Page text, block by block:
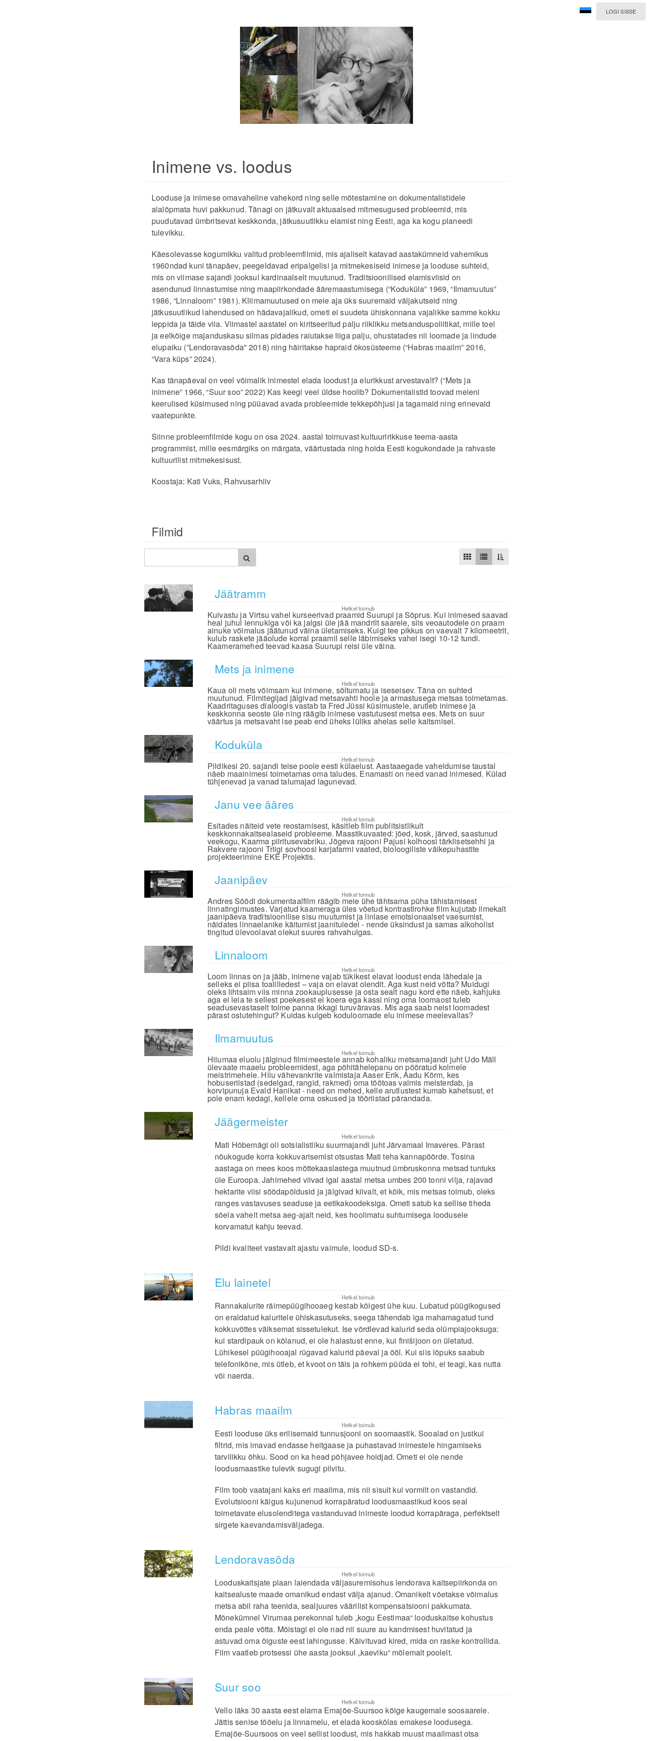
LOGI SISSE
Inimene vs. loodus
Looduse ja inimese omavaheline vahekord ning selle mõtestamine on dokumentalistidele
alalõpmata huvi pakkunud. Tänagi on jätkuvalt aktuaalsed mitmesugused probleemid, mis
puudutavad ümbritsevat keskkonda, jätkusuutlikku elamist ning Eesti, aga ka kogu planeedi
tulevikku.
Käesolevasse kogumikku valitud probleemfilmid, mis ajaliselt katavad aastakümneid vahemikus
1960ndad kuni tänapäev, peegeldavad eripalgelisi ja mitmekesiseid inimese ja looduse suhteid,
mis on viimase sajandi jooksul kardinaalselt muutunud. Traditsioonilised elamisviisid on
asendunud linnastumise ning maapiirkondade ääremaastumisega (“Koduküla” 1969, “Ilmamuutus”
1986, “Linnaloom” 1981). Kliimamuutused on meie aja üks suuremaid väljakutseid ning
jätkusuutlikud lahendused on hädavajalikud, ometi ei suudeta ühiskonnana vajalikke samme kokku
leppida ja täide viia. Viimastel aastatel on kiritseeritud palju riiklikku metsanduspoliitikat, mille toel
ja eelkõige majanduskasu silmas pidades raiutakse liiga palju, ohustatades nii loomade ja lindude
elupaiku (”Lendoravasõda" 2018) ning häiritakse hapraid ökosüsteeme (“Habras maailm” 2016,
“Vara küps” 2024).
Kas tänapäeval on veel võimalik inimestel elada loodust ja elurikkust arvestavalt? (“Mets ja
inimene” 1966, “Suur soo” 2022) Kas keegi veel üldse hoolib? Dokumentalistid toovad meieni
keerulised küsimused ning püüavad avada probleemide tekkepõhjusi ja tagamaid ning erinevaid
vaatepunkte.
Siinne probleemfilmide kogu on osa 2024. aastal toimuvast kultuuririkkuse teema-aasta
programmist, mille eesmärgiks on märgata, väärtustada ning hoida Eesti kogukondade ja rahvaste
kultuurilist mitmekesisust.
Koostaja: Kati Vuks, Rahvusarhiiv
Filmid
Jäätramm
Hetkel toimub
Kuivastu ja Virtsu vahel kurseerivad praamid Suurupi ja Sõprus. Kui inimesed saavad
heal juhul lennukiga või ka jalgsi üle jää mandrilt saarele, siis veoautodele on praam
ainuke võimalus jäätunud väina ületamiseks. Kuigi tee pikkus on vaevalt 7 kilomeetrit,
kulub raskete jääolude korral praamil selle läbimiseks vahel isegi 10-12 tundi.
Kaameramehed teevad kaasa Suurupi reisi üle väina.
Mets ja inimene
Hetkel toimub
Kaua oli mets võimsam kui inimene, sõltumatu ja iseseisev. Täna on suhted
muutunud. Filmitegijad jälgivad metsavahti hoole ja armastusega metsas toimetamas.
Kaadritaguses dialoogis vastab ta Fred Jüssi küsimustele, arutleb inimese ja
keskkonna seoste üle ning räägib inimese vastutusest metsa ees. Mets on suur
väärtus ja metsavaht ise peab end üheks lüliks ahelas selle kaitsmisel.
Koduküla
Hetkel toimub
Pildikesi 20. sajandi teise poole eesti külaelust. Aastaaegade vaheldumise taustal
näeb maainimesi toimetamas oma taludes. Enamasti on need vanad inimesed. Külad
tühjenevad ja vanad talumajad lagunevad.
Janu vee ääres
Hetkel toimub
Esitades näiteid vete reostamisest, käsitleb film publitsistlikult
keskkonnakaitsealaseid probleeme. Maastikuvaated: jõed, kosk, järved, saastunud
veekogu, Kaarma piiritusevabriku, Jõgeva rajooni Pajusi kolhoosi tärklisetsehhi ja
Rakvere rajooni Triigi sovhoosi karjafarmi vaated, bioloogiliste väikepuhastite
projekteerimine EKE Projektis.
Jaanipäev
Hetkel toimub
Andres Söödi dokumentaalfilm räägib meie ühe tähtsama püha tähistamisest
linnatingimustes. Varjatud kaameraga üles võetud kontrastirohke film kujutab ilmekalt
jaanipäeva traditsioonilise sisu muutumist ja linlase emotsionaalset vaesumist,
näidates linnaelanike käitumist jaanituledel - nende üksindust ja samas alkoholist
tingitud ülevoolavat olekut suures rahvahulgas.
Linnaloom
Hetkel toimub
Loom linnas on ja jääb, inimene vajab tükikest elavat loodust enda lähedale ja
selleks ei piisa toalilledest – vaja on elavat olendit. Aga kust neid võtta? Muidugi
oleks lihtsaim viis minna zookauplusesse ja osta sealt nagu kord ette näeb, kahjuks
aga ei leia te sellest poekesest ei koera ega kassi ning oma loomaost tuleb
seadusevastaselt toime panna ikkagi turuväravas. Mis aga saab neist loomadest
pärast ostutehingut? Kuidas kulgeb koduloomade elu inimese meelevallas?
Ilmamuutus
Hetkel toimub
Hiiumaa eluolu jälginud filmimeestele annab kohaliku metsamajandi juht Udo Mäll
ülevaate maaelu probleemidest, aga põhitähelepanu on pööratud kolmele
meistrimehele. Hiiu vähevankrite valmistaja Aaser Erik, Aadu Kõrm, kes
hobuseriistad (sedelgad, rangid, rakmed) oma töötoas valmis meisterdab, ja
korvipunuja Evald Hanikat - need on mehed, kelle arutlustest kumab kahetsust, et
pole enam kedagi, kellele oma oskused ja tööriistad pärandada.
Jäägermeister
Hetkel toimub
Mati Hõbemägi oli sotsialistliku suurmajandi juht Järvamaal Imaveres. Pärast
nõukogude korra kokkuvarisemist otsustas Mati teha kannapöörde. Tosina
aastaga on mees koos mõttekaaslastega muutnud ümbruskonna metsad tuntuks
üle Euroopa. Jahimehed viivad igal aastal metsa umbes 200 tonni vilja, rajavad
hektarite viisi söödapõldusid ja jälgivad kiivalt, et kõik, mis metsas toimub, oleks
ranges vastavuses seaduse ja eetikakoodeksiga. Ometi satub ka sellise tiheda
sõela vahelt metsa aeg-ajalt neid, kes hoolimatu suhtumisega loodusele
korvamatut kahju teevad.
Pildi kvaliteet vastavalt ajastu vaimule, loodud SD-s.
Elu lainetel
Hetkel toimub
Rannakalurite räimepüügihooaeg kestab kõigest ühe kuu. Lubatud püügikogused
on eraldatud kaluritele ühiskasutuseks, seega tähendab iga mahamagatud tund
kokkuvõttes väiksemat sissetulekut. Ise võrdlevad kalurid seda olümpiajooksuga:
kui stardipauk on kõlanud, ei ole halastust enne, kui finišijoon on ületatud.
Lühikesel püügihooajal rügavad kalurid päeval ja ööl. Kui siis lõpuks saabub
telefonikõne, mis ütleb, et kvoot on täis ja rohkem püüda ei tohi, ei teagi, kas nutta
või naerda.
Habras maailm
Hetkel toimub
Eesti looduse üks erilisemaid tunnusjooni on soomaastik. Sooalad on justkui
filtrid, mis imavad endasse heitgaase ja puhastavad inimestele hingamiseks
tarvilikku õhku. Sood on ka head põhjavee hoidjad. Ometi ei ole nende
loodusmaastike tulevik sugugi pilvitu.
Film toob vaatajani kaks eri maailma, mis nii sisult kui vormilt on vastandid.
Evolutsiooni käigus kujunenud korrapäratud loodusmaastikud koos seal
toimetavate elusolenditega vastanduvad inimeste loodud korrapäraga, perfektselt
sirgete kaevandamisväljadega.
Lendoravasõda
Hetkel toimub
Looduskaitsjate plaan laiendada väljasuremisohus lendorava kaitsepiirkonda on
kaitsealuste maade omanikud endast välja ajanud. Omanikelt võetakse võimalus
metsa abil raha teenida, sealjuures väärilist kompensatsiooni pakkumata.
Mõnekümnel Virumaa perekonnal tuleb „kogu Eestimaa“ looduskaitse kohustus
enda peale võtta. Mõistagi ei ole nad nii suure au kandmisest huvitatud ja
astuvad oma õiguste eest lahingusse. Käivituvad kired, mida on raske kontrollida.
Film vaatleb protsessi ühe aasta jooksul „kaeviku“ mõlemalt poolelt.
Suur soo
Hetkel toimub
Vello läks 30 aasta eest elama Emajõe-Suursoo kõige kaugemale soosaarele.
Jättis senise tööelu ja linnamelu, et elada kooskõlas emakese loodusega.
Emajõe-Suursoos on veel sellist loodust, mis hakkab muust maailmast otsa